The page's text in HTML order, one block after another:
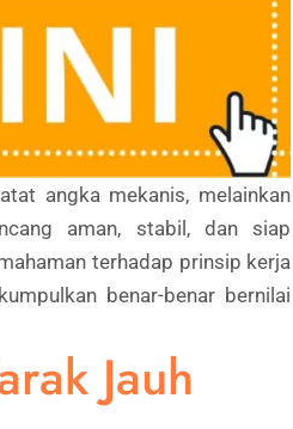
angka mekanis, melainkan
aman, stabil, dan siap
terhadap prinsip kerja
benar-benar bernilai
Jauh